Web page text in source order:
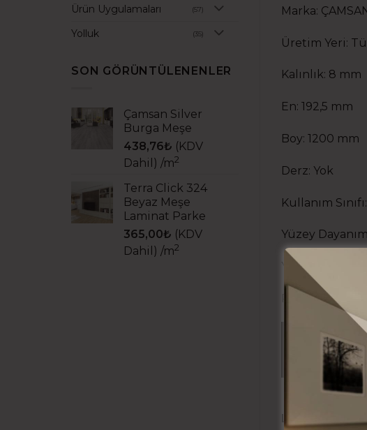
Ürün Uygulamaları (57)
Yolluk (35)
SON GÖRÜNTÜLENENLER
Çamsan Silver
Burga Meşe
438,76₺ (KDV
Dahil) /m2
Terra Click 324
Beyaz Meşe
Laminat Parke
365,00₺ (KDV
Dahil) /m2
Marka:
Üretim Yeri:
Kalınlık: 8 mm
En: 192,5 mm
Boy: 1200 mm
Derz: Yok
Kullanım
Yüzey
Yüzey
Paket Miktarı:
Laminat
için chat
LAMİNAT